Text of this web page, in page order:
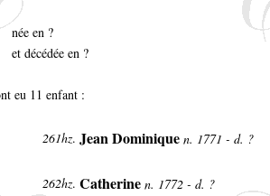
née en ?
et décédée en ?
eu 11 enfant :
261hz. Jean Dominique n. 1771 - d. ?
262hz. Catherine n. 1772 - d. ?